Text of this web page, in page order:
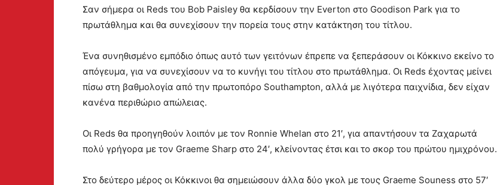
Σαν σήμερα οι Reds του Bob Paisley θα κερδίσουν την Everton στο Goodison Park για το
πρωτάθλημα και θα συνεχίσουν την πορεία τους στην κατάκτηση του τίτλου.
Ένα συνηθισμένο εμπόδιο όπως αυτό των γειτόνων έπρεπε να ξεπεράσουν οι Κόκκινο εκείνο το
απόγευμα, για να συνεχίσουν να το κυνήγι του τίτλου στο πρωτάθλημα. Οι Reds έχοντας μείνει
πίσω στη βαθμολογία από την πρωτοπόρο Southampton, αλλά με λιγότερα παιχνίδια, δεν είχαν
κανένα περιθώριο απώλειας.
Οι Reds θα προηγηθούν λοιπόν με τον Ronnie Whelan στο 21′, για απαντήσουν τα Ζαχαρωτά
πολύ γρήγορα με τον Graeme Sharp στο 24′, κλείνοντας έτσι και το σκορ του πρώτου ημιχρόνου.
Στο δεύτερο μέρος οι Κόκκινοι θα σημειώσουν άλλα δύο γκολ με τους Graeme Souness στο 57′